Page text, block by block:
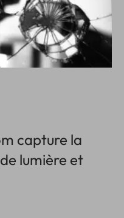
capture la
lumière et